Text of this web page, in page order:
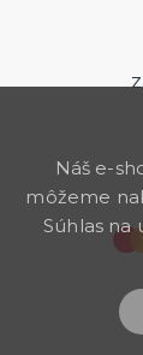
©
Náš e-
môžeme
Súhlas na